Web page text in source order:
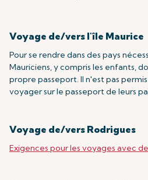
Voyage de/vers l'île Maurice
Pour se rendre dans des pays
Mauriciens, y compris les enfants,
propre passeport. Il n'est pas
voyager sur le passeport de leurs
Voyage de/vers Rodrigues
Exigences pour les voyages avec